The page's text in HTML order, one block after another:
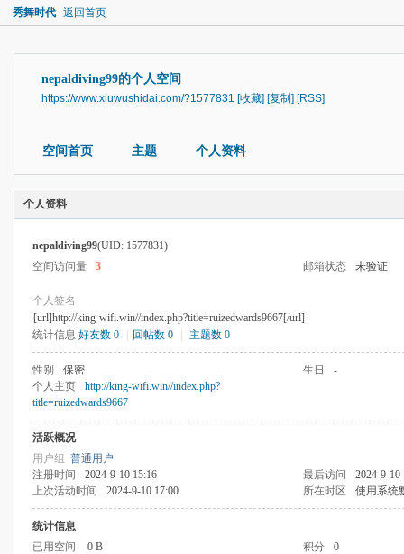
秀舞时代 返回首页
nepaldiving99的个人空间
https://www.xiuwushidai.com/?1577831 [收藏] [复制] [RSS]
空间首页 主题 个人资料
个人资料
nepaldiving99(UID: 1577831)
空间访问量
3 邮箱状态 未验证
个人签名
[url]http://king-wifi.win//index.php?title=ruizedwards9667[/url]
统计信息 好友数 0 回帖数 0 主题数 0
性别 保密 生日
-
个人主页
http://king-wifi.win//index.php?
title=ruizedwards9667
活跃概况
用户组 普通用户
注册时间
2024-9-10 15:16 最后访问
2024-9-10
上次活动时间
2024-9-10 17:00 所在时区 使用系统
统计信息
已用空间
0 B 积分
0